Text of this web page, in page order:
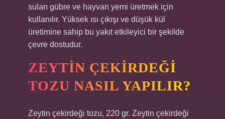
suları gübre ve hayvan yemi üretmek için
kullanılır. Yüksek ısı çıkışı ve düşük kül
üretimine sahip bu yakıt etkileyici bir şekilde
çevre dostudur.
ZEYTIN ÇEKIRDEĞI
TOZU NASIL YAPILIR?
Zeytin çekirdeği tozu, 220 gr. Zeytin çekirdeği